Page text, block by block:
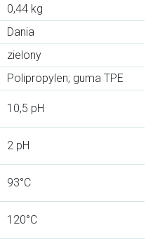
0,44 kg
Dania
zielony
Polipropylen; guma TPE
10,5 pH
2 pH
93°C
120°C